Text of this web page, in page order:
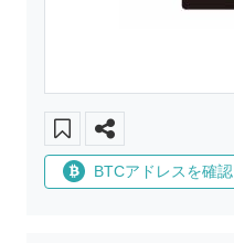
BTCアドレスを確認